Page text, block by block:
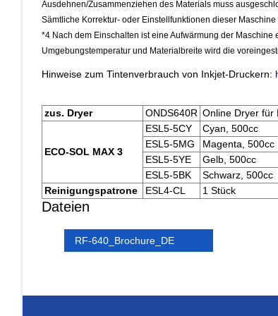
Ausdehnen/Zusammenziehen des Materials muss
Sämtliche Korrektur- oder Einstellfunktionen dieser
*4 Nach dem Einschalten ist eine Aufwärmung der
Umgebungstemperatur und Materialbreite wird die
Hinweise zum Tintenverbrauch von Inkjet-Druckern:
zus. Dryer ONDS640R Online Dryer für
ECO-SOL MAX 3
ESL5-5CY
Cyan, 500cc
ESL5-5MG
Magenta, 500cc
ESL5-5YE
Gelb, 500cc
ESL5-5BK
Schwarz, 500cc
Reinigungspatrone
ESL4-CL 1 Stück
Dateien
RF-640_Brochure_DE